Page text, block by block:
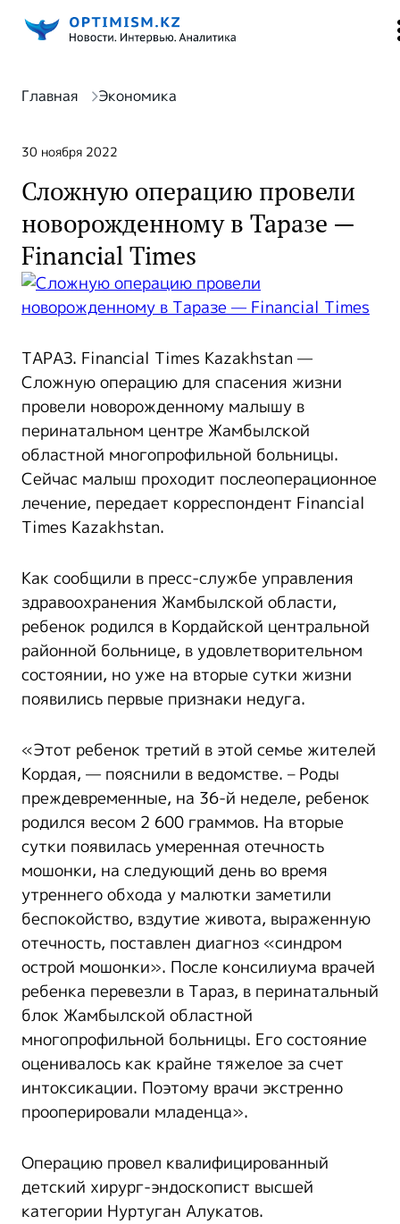
Главная Экономика
30 ноября 2022
Сложную операцию провели
новорожденному в Таразе —
Financial Times
ТАРАЗ. Financial Times Kazakhstan —
Сложную операцию для спасения жизни
провели новорожденному малышу в
перинатальном центре Жамбылской
областной многопрофильной больницы.
Сейчас малыш проходит послеоперационное
лечение, передает корреспондент Financial
Times Kazakhstan.
Как сообщили в пресс-службе управления
здравоохранения Жамбылской области,
ребенок родился в Кордайской центральной
районной больнице, в удовлетворительном
состоянии, но уже на вторые сутки жизни
появились первые признаки недуга.
«Этот ребенок третий в этой семье жителей
Кордая, — пояснили в ведомстве. – Роды
преждевременные, на 36-й неделе, ребенок
родился весом 2 600 граммов. На вторые
сутки появилась умеренная отечность
мошонки, на следующий день во время
утреннего обхода у малютки заметили
беспокойство, вздутие живота, выраженную
отечность, поставлен диагноз «синдром
острой мошонки». После консилиума врачей
ребенка перевезли в Тараз, в перинатальный
блок Жамбылской областной
многопрофильной больницы. Его состояние
оценивалось как крайне тяжелое за счет
интоксикации. Поэтому врачи экстренно
прооперировали младенца».
Операцию провел квалифицированный
детский хирург-эндоскопист высшей
категории Нуртуган Алукатов.